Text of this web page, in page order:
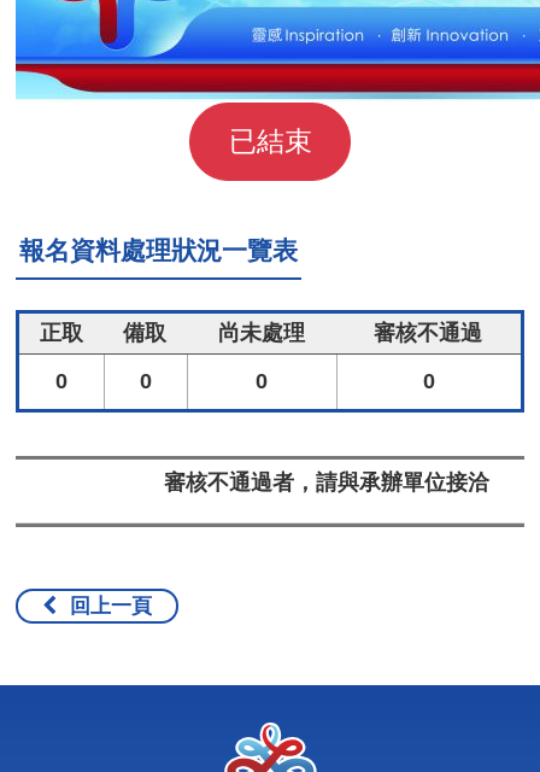
已結束
報名資料處理狀況一覽表
正取 備取 尚未處理
審核不通過
0
0 0 0
審核不通過者，請與承辦單位接洽
回上一頁